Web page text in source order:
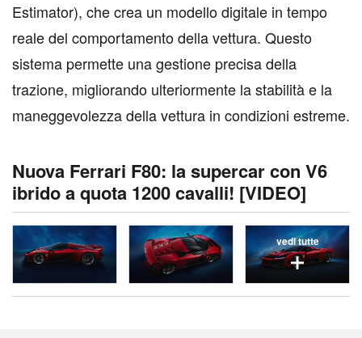
Estimator), che crea un modello digitale in tempo
reale del comportamento della vettura. Questo
sistema permette una gestione precisa della
trazione, migliorando ulteriormente la stabilità e la
maneggevolezza della vettura in condizioni estreme.
Nuova Ferrari F80: la supercar con V6
ibrido a quota 1200 cavalli! [VIDEO]
vedi tutte